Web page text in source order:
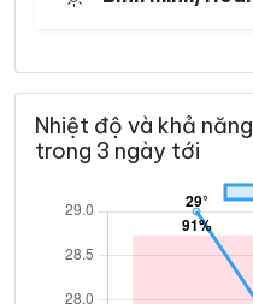
Nhiệt độ và khả
trong 3 ngày tới